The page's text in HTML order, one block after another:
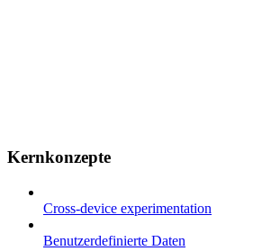
Kernkonzepte
Cross-device experimentation
Benutzerdefinierte Daten